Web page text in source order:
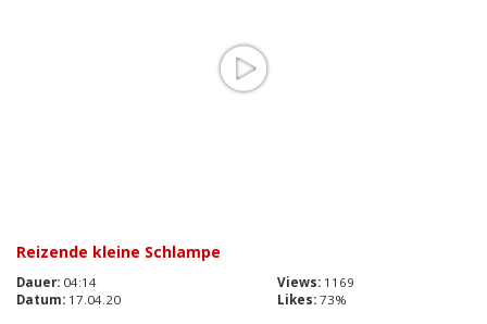
Reizende kleine Schlampe
Dauer: 04:14 Views: 1169
Datum: 17.04.20 Likes: 73%